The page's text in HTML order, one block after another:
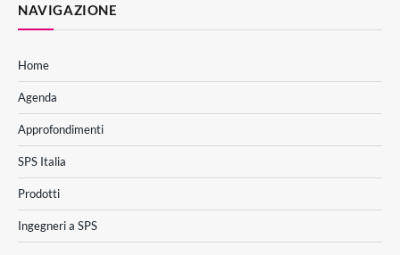
NAVIGAZIONE
Home
Agenda
Approfondimenti
SPS Italia
Prodotti
Ingegneri a SPS